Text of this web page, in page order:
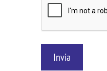
Invia